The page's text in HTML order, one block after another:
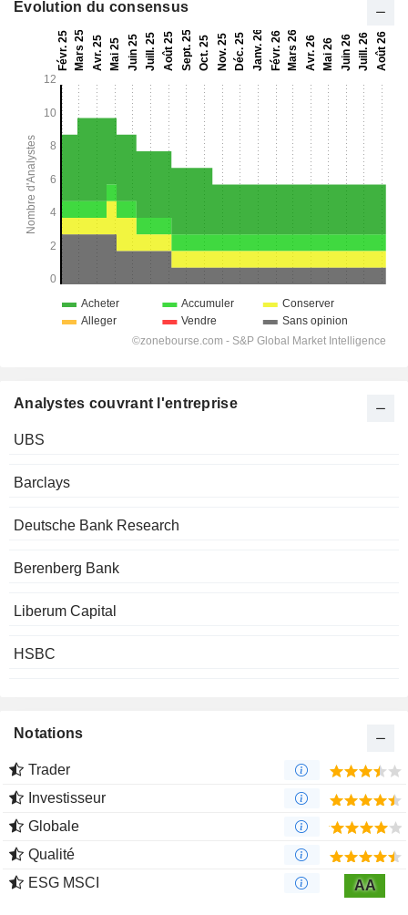
Evolution du consensus
Analystes couvrant l'entreprise
UBS
Barclays
Deutsche Bank Research
Berenberg Bank
Liberum Capital
HSBC
Notations
Trader
Investisseur
Globale
Qualité
ESG MSCI
AA